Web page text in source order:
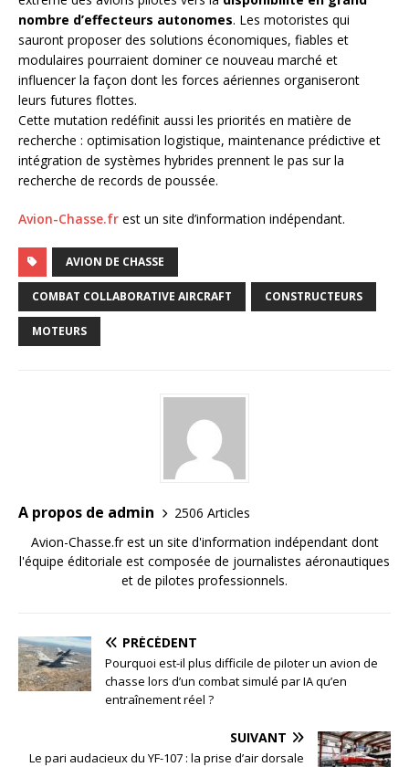
nombre d’effecteurs autonomes. Les motoristes qui
sauront proposer des solutions économiques, fiables et
modulaires pourraient dominer ce nouveau marché et
influencer la façon dont les forces aériennes organiseront
leurs futures flottes.
Cette mutation redéfinit aussi les priorités en matière de
recherche : optimisation logistique, maintenance prédictive et
intégration de systèmes hybrides prennent le pas sur la
recherche de records de poussée.
Avion-Chasse.fr est un site d’information indépendant.
AVION DE CHASSE
COMBAT COLLABORATIVE AIRCRAFT CONSTRUCTEURS
MOTEURS
A propos de admin
2506 Articles
Avion-Chasse.fr est un site d'information indépendant dont
l'équipe éditoriale est composée de journalistes aéronautiques
et de pilotes professionnels.
PRÉCÉDENT
Pourquoi est-il plus difficile de piloter un avion de
chasse lors d’un combat simulé par IA qu’en
entraînement réel ?
SUIVANT
Le pari audacieux du YF-107 : la prise d’air dorsale